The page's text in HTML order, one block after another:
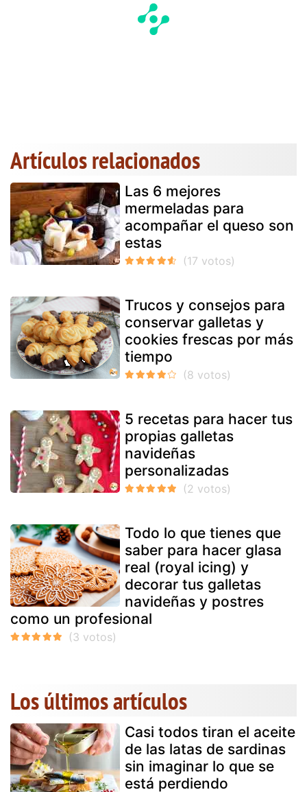
Artículos relacionados
Las 6 mejores
mermeladas para
acompañar el queso son
estas
Trucos y consejos para
conservar galletas y
cookies frescas por más
tiempo
5 recetas para hacer tus
propias galletas
navideñas
personalizadas
Todo lo que tienes que
saber para hacer glasa
real (royal icing) y
decorar tus galletas
navideñas y postres
como un profesional
Los últimos artículos
Casi todos tiran el aceite
de las latas de sardinas
sin imaginar lo que se
está perdiendo